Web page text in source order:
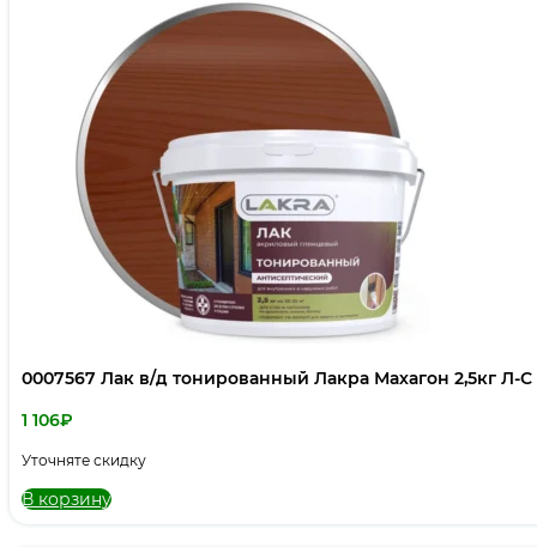
0007567 Лак в/д тонированный Лакра Махагон 2,5кг Л-С
1 106₽
Уточняте скидку
В корзину